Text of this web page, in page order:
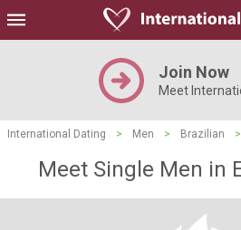
Join Now
Meet
International Dating > Men > Brazilian >
Meet Single Men in